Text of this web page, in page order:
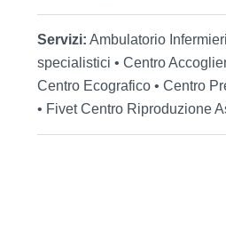
Servizi: Ambulatorio
specialistici • Centro
Centro Ecografico • Centro
• Fivet Centro Riproduzione